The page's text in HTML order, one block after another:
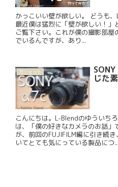
かっこいい壁が欲しい。 どうも
最近僕は猛烈に「壁が欲しい！」
ご覧下さい。これが僕の撮影部
でいるんですが、あり...
ガジェット
じた
こんにちは。L-Blendのゆういち
は、「僕の好きなカメラのお話
が、前回のFUJIFILM編に引き続
いてとても気にっている製品につ...